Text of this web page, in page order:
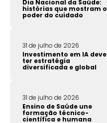
Dia Nacional da Saúde:
histórias que mostram o
poder do cuidado
31 de julho de 2026
Investimento em IA deve
ter estratégia
diversificada e global
31 de julho de 2026
Ensino de Saúde une
formação técnico-
científica e humana